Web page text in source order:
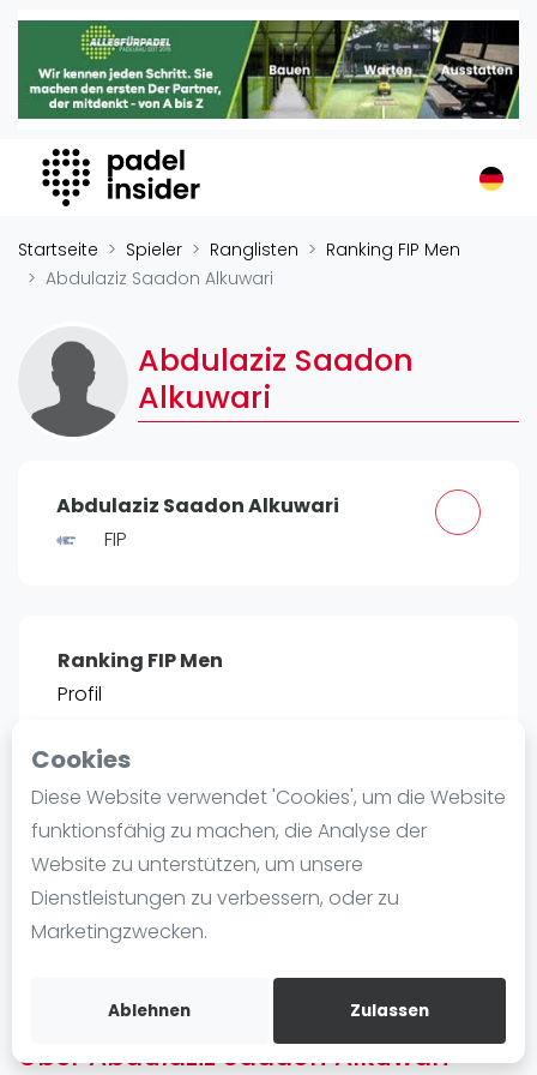
Cookies
Diese Website verwendet 'Cookies', um die Website
funktionsfähig zu machen, die Analyse der
Website zu unterstützen, um unsere
Dienstleistungen zu verbessern, oder zu
Marketingzwecken.
Ablehnen Zulassen
Padel Insider
Home
Organisationen
Buchungssysteme
Padel-Shops
Padel-Marken
Verschiedenes
Veranstaltungen
Turniere
Playtomic
Frauen
FIP Männer
Blog
Die Geschichte von Padel
Regeln und Punktzählung
Padel Schläge
Video
Startseite Spieler Ranglisten
Ranking FIP Men
Abdulaziz Saadon Alkuwari
Abdulaziz Saadon
Alkuwari
Abdulaziz Saadon Alkuwari
FIP
Ranking FIP Men
Profil
POSITIE
#2466 0
Bist duAbdulaziz Saadon Alkuwari
Kostenloses Konto erstellen
Über Abdulaziz Saadon Alkuwari